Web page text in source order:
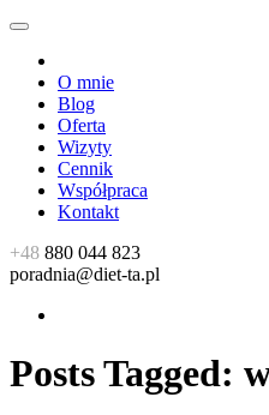
O mnie
Blog
Oferta
Wizyty
Cennik
Współpraca
Kontakt
+48 880 044 823
poradnia@diet-ta.pl
Posts Tagged: